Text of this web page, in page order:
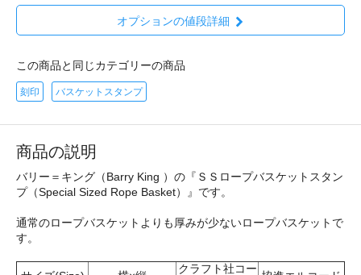
オプションの値段詳細
この商品と同じカテゴリーの商品
刻印 バスケットスタンプ
商品の説明
バリー＝キング（Barry King ）の『ＳＳロープバスケットスタン
プ（Special Sized Rope Basket）』です。
通常のロープバスケットよりも厚みが少ないロープバスケットで
す。
クラフト社コー